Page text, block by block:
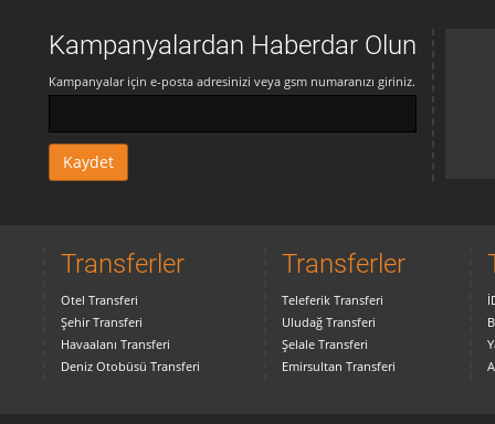
Kampanyalardan Haberdar Olun
Kampanyalar için e-posta adresinizi veya gsm numaranızı giriniz.
Transferler
Otel Transferi
Şehir Transferi
Havaalanı Transferi
Deniz Otobüsü Transferi
Transferler
Teleferik Transferi
Uludağ Transferi
Şelale Transferi
Emirsultan Transferi